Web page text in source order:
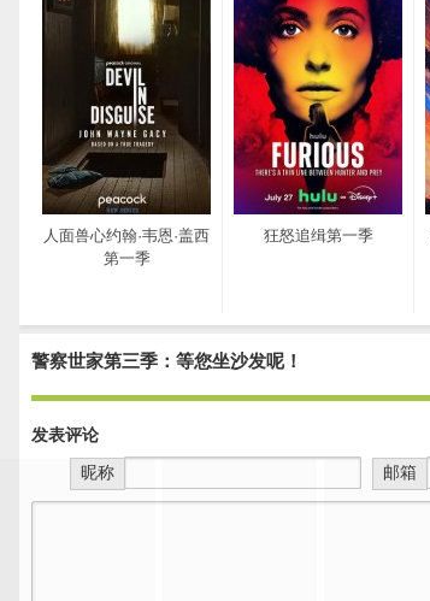
人面兽心约翰·韦恩·盖西
第一季
狂怒追缉第一季
警察世家第三季：等您坐沙发呢！
发表评论
昵称
邮箱